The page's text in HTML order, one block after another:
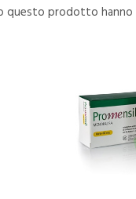
questo prodotto hanno